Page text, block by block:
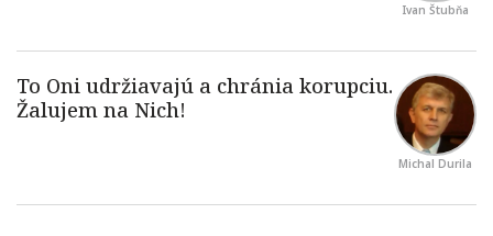
Ivan Štubňa
Michal Durila